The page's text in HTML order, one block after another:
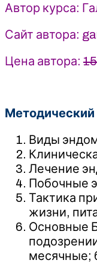
Автор курса:
Сайт автора:
Цена автора:
Виды
Лечение
Побочные
Тактика
жизни,
Основные
месячные;